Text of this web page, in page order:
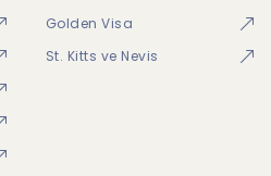
Golden Visa
St. Kitts ve Nevis